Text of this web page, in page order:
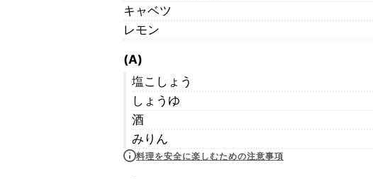
キャベツ
レモン
(A)
塩こしょう
しょうゆ
酒
みりん
料理を安全に楽しむための注意事項